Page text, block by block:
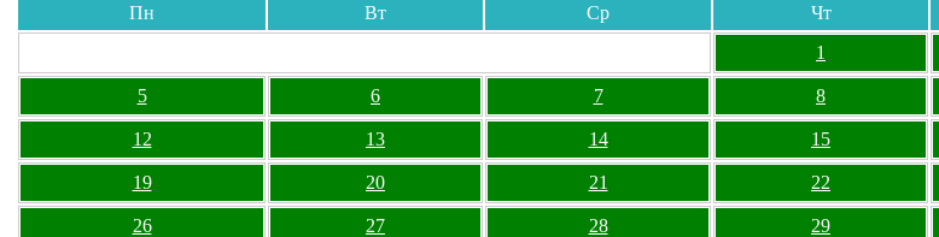
Пн Вт Ср Чт
1
5 6 7 8
12 13 14 15
19 20 21 22
26 27 28 29